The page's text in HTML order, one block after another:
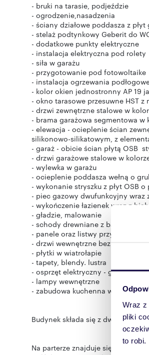
Wraz z
pliki
to robi.
- bruki na tarasie, podjeździe
- ogrodzenie,nasadzenia
- ściany działowe poddasza z
- stelaż podtynkowy Geberit do
- dodatkowe punkty elektryczne
- instalacja elektryczna pod rolety
- siła w garażu
- przygotowanie pod fotowoltaike
- instalacja ogrzewania
- kolor okien jednostronny AP 19
- okno tarasowe przesuwne HST z
- drzwi zewnętrzne stalowe w
- brama garażowa segmentowa
- elewacja - ocieplenie ścian
silikonowo-silikatowym, z
- garaż - obicie ścian płytą OSB
- drzwi garażowe stalowe w
- wylewka w garażu
- ocieplenie poddasza wełną o
- wykonanie stryszku z płyt OSB
- piec gazowy dwufunkcyjny wraz
- wykończenie łazienek wraz z
- gładzie, malowanie
- schody drewniane z balustradą
- panele oraz listwy przypodłogowe
- drzwi wewnętrzne bezprzylgowe
- płytki w wiatrołapie
- tapety, blendy. lustra
- osprzęt elektryczny - gniazdka,
- lampy wewnętrzne
- zabudowa kuchenna wraz ze
Budynek składa się z dwóch
Na parterze znajduje się